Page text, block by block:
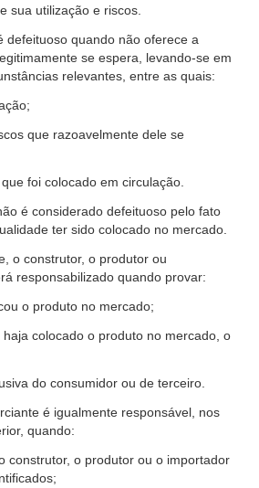
sua utilização e riscos.
defeituoso quando não oferece a
se espera, levando-se em
relevantes, entre as quais:
que razoavelmente dele se
foi colocado em circulação.
é considerado defeituoso pelo fato
ter sido colocado no mercado.
o construtor, o produtor ou
responsabilizado quando provar:
o produto no mercado;
colocado o produto no mercado, o
do consumidor ou de terceiro.
é igualmente responsável, nos
quando:
construtor, o produtor ou o importador